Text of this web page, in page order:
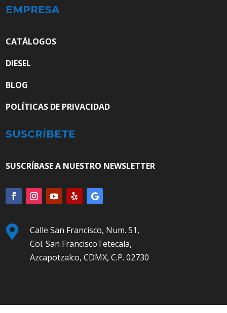
EMPRESA
CATÁLOGOS
DIESEL
BLOG
POLÍTICAS DE PRIVACIDAD
SUSCRÍBETE
SUSCRÍBASE A NUESTRO NEWSLETTER

Calle San Francisco, Num. 51,
Col. San FranciscoTetecala,
Azcapotzalco, CDMX, C.P. 02730